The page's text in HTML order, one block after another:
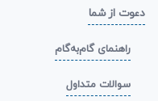
دعوت از شما
راهنمای گام‌به‌گام
سوالات متداول